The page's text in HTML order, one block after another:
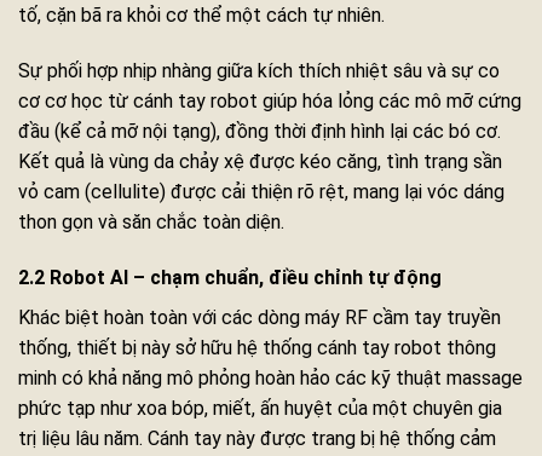
tố, cặn bã ra khỏi cơ thể một cách tự nhiên.
Sự phối hợp nhịp nhàng giữa kích thích nhiệt sâu và sự co
cơ cơ học từ cánh tay robot giúp hóa lỏng các mô mỡ cứng
đầu (kể cả mỡ nội tạng), đồng thời định hình lại các bó cơ.
Kết quả là vùng da chảy xệ được kéo căng, tình trạng sần
vỏ cam (cellulite) được cải thiện rõ rệt, mang lại vóc dáng
thon gọn và săn chắc toàn diện.
2.2 Robot AI – chạm chuẩn, điều chỉnh tự động
Khác biệt hoàn toàn với các dòng máy RF cầm tay truyền
thống, thiết bị này sở hữu hệ thống cánh tay robot thông
minh có khả năng mô phỏng hoàn hảo các kỹ thuật massage
phức tạp như xoa bóp, miết, ấn huyệt của một chuyên gia
trị liệu lâu năm. Cánh tay này được trang bị hệ thống cảm